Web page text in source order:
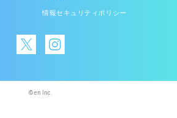
情報セキュリティポリシー
© en Inc.